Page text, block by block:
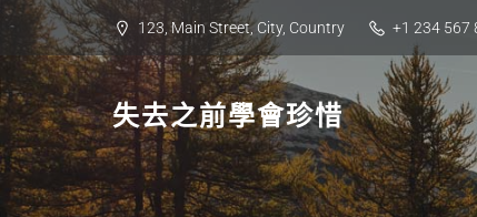
Skip
to
content
123, Main Street, City, Country +1 234 567
失去之前學會珍惜